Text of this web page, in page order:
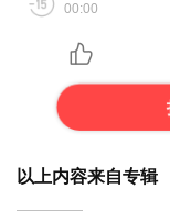
00:00
以上内容来自专辑